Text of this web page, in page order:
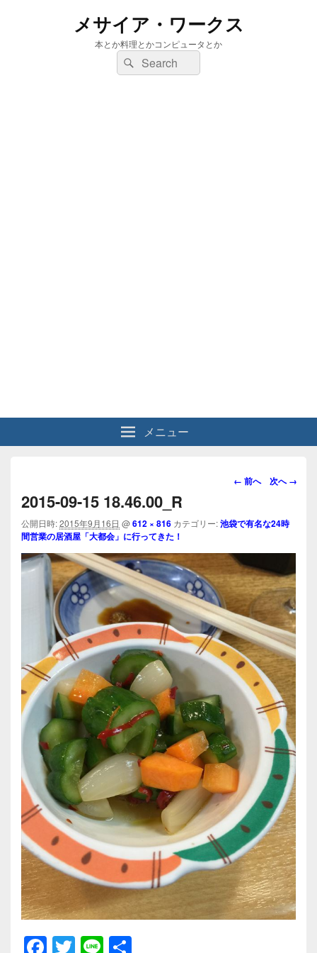
メサイア・ワークス
本とか料理とかコンピュータとか
検
索:
検
索
メニュー
画
ビ
ー
シ
ョ
ン
← 前へ 次へ →
2015-09-15 18.46.00_R
公開日時:2015年9月16日 @612 × 816 カテゴリー:池袋で有名な24時
間営業の居酒屋「大都会」に行ってきた！